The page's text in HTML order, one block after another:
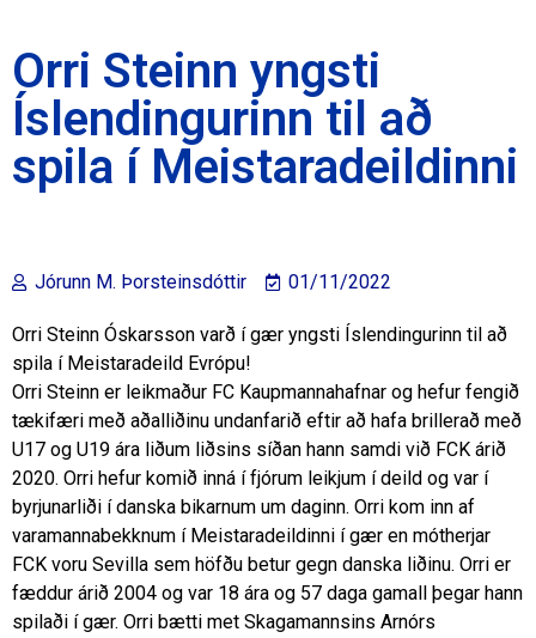
Orri Steinn yngsti
Íslendingurinn til að
spila í Meistaradeildinni
Jórunn M. Þorsteinsdóttir 01/11/2022
Orri Steinn Óskarsson varð í gær yngsti Íslendingurinn til að
spila í Meistaradeild Evrópu!
Orri Steinn er leikmaður FC Kaupmannahafnar og hefur fengið
tækifæri með aðalliðinu undanfarið eftir að hafa brillerað með
U17 og U19 ára liðum liðsins síðan hann samdi við FCK árið
2020. Orri hefur komið inná í fjórum leikjum í deild og var í
byrjunarliði í danska bikarnum um daginn. Orri kom inn af
varamannabekknum í Meistaradeildinni í gær en mótherjar
FCK voru Sevilla sem höfðu betur gegn danska liðinu. Orri er
fæddur árið 2004 og var 18 ára og 57 daga gamall þegar hann
spilaði í gær. Orri bætti met Skagamannsins Arnórs